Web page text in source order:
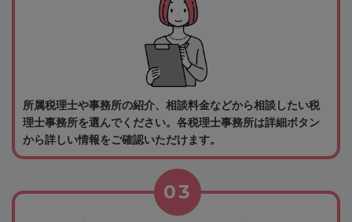
所属税理士や事務所の紹介、相談料金などから相談したい税
理士事務所を選んでください。各税理士事務所は詳細ボタン
から詳しい情報をご確認いただけます。
03